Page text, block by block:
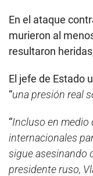
En el ataque
murieron al
resultaron
El jefe de Estado
“una presión real
“Incluso en
internacionales
sigue asesinando
presidente ruso,